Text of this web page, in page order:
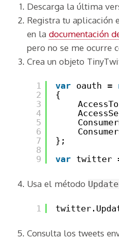
Descarga la última
Registra tu aplicación
en la documentación
pero no se me ocurre
Crea un objeto
1
2
3
4
5
6
7
8
9
var oauth =
{
};
var twitter
Usa el método
1
Consulta los tweets